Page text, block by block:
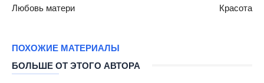
Любовь матери Красота
ПОХОЖИЕ МАТЕРИАЛЫ
БОЛЬШЕ ОТ ЭТОГО АВТОРА